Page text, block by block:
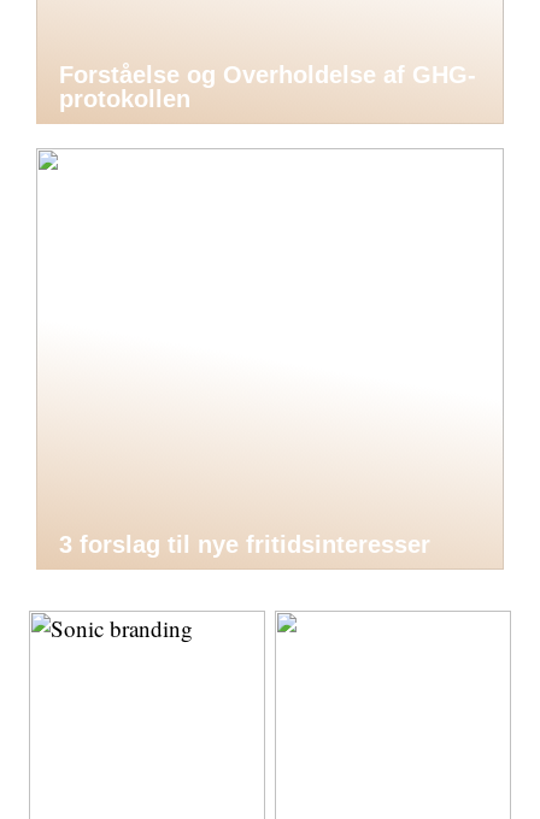
Forståelse og Overholdelse af GHG-
protokollen
3 forslag til nye fritidsinteresser